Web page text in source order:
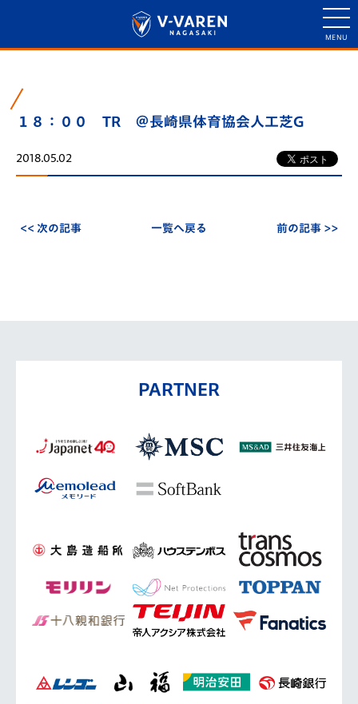
１８：００ TR ＠長崎県体育協会人工芝G
2018.05.02
<< 次の記事 一覧へ戻る 前の記事 >>
PARTNER